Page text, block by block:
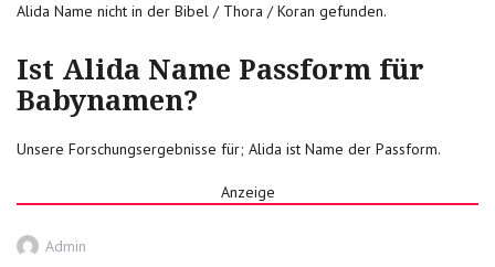
Alida Name nicht in der Bibel / Thora / Koran gefunden.
Ist Alida Name Passform für
Babynamen?
Unsere Forschungsergebnisse für; Alida ist Name der Passform.
Anzeige
Autor
Admin